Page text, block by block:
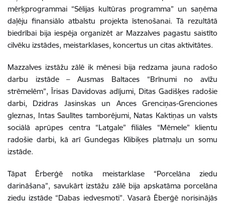
mērķprogrammai “Sēlijas kultūras programma” un saņēma
daļēju finansiālo atbalstu projekta īstenošanai. Tā rezultātā
biedrībai bija iespēja organizēt ar Mazzalves pagastu saistīto
cilvēku izstādes, meistarklases, koncertus un citas aktivitātes.
Mazzalves izstāžu zālē ik mēnesi bija redzama jauna radošo
darbu izstāde – Ausmas Baltaces “Brīnumi no avīžu
strēmelēm”, Īrisas Davidovas adījumi, Ditas Gadišķes radošie
darbi, Dzidras Jasinskas un Ances Grenciņas-Grenciones
gleznas, Intas Saulītes tamborējumi, Natas Kaktiņas un valsts
sociālā aprūpes centra “Latgale” filiāles “Mēmele” klientu
radošie darbi, kā arī Gundegas Klibiķes platmaļu un somu
izstāde.
Tāpat Ērberģē notika meistarklase “Porcelāna ziedu
darināšana”, savukārt izstāžu zālē bija apskatāma porcelāna
ziedu izstāde “Dabas iedvesmoti”. Vasarā Ēberģē norisinājās